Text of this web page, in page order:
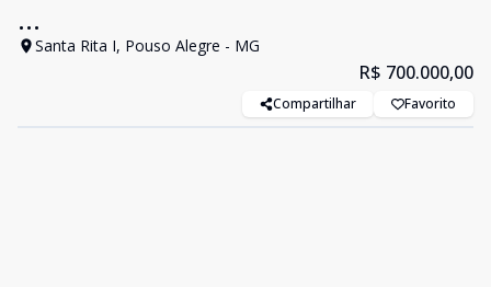
...
Santa Rita I, Pouso Alegre - MG
R$ 700.000,00
Compartilhar Favorito